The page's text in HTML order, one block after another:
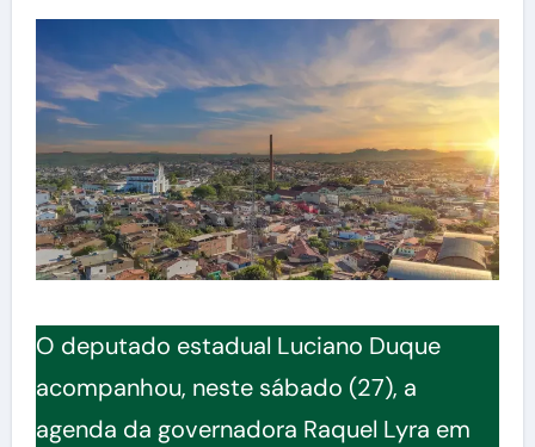
O deputado estadual Luciano Duque
acompanhou, neste sábado (27), a
agenda da governadora Raquel Lyra em